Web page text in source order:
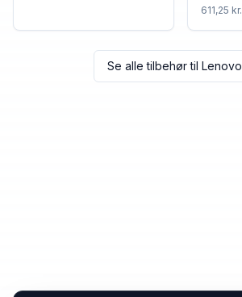
611,25 kr.
Se alle tilbehør til Lenovo